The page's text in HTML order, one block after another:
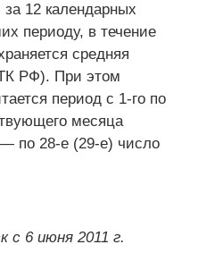
12 календарных
периоду, в течение
средняя
ТК РФ). При этом
период с 1-го по
месяца
по 28-е (29‑е) число
с 6 июня 2011 г.